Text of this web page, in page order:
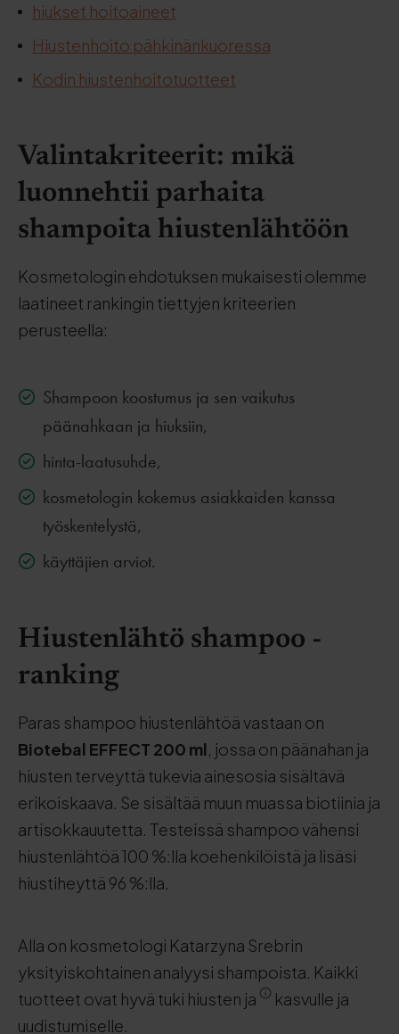
hiukset hoitoaineet
Hiustenhoito pähkinänkuoressa
Kodin hiustenhoitotuotteet
Valintakriteerit: mikä
luonnehtii parhaita
shampoita hiustenlähtöön
Kosmetologin ehdotuksen mukaisesti olemme
laatineet rankingin tiettyjen kriteerien
perusteella:
Shampoon koostumus ja sen vaikutus
päänahkaan ja hiuksiin,
hinta-laatusuhde,
kosmetologin kokemus asiakkaiden kanssa
työskentelystä,
käyttäjien arviot.
Hiustenlähtö shampoo -
ranking
Paras shampoo hiustenlähtöä vastaan on
Biotebal EFFECT 200 ml, jossa on päänahan ja
hiusten terveyttä tukevia ainesosia sisältävä
erikoiskaava. Se sisältää muun muassa biotiinia ja
artisokkauutetta. Testeissä shampoo vähensi
hiustenlähtöä 100 %:lla koehenkilöistä ja lisäsi
hiustiheyttä 96 %:lla.
Alla on kosmetologi Katarzyna Srebrin
yksityiskohtainen analyysi shampoista. Kaikki
tuotteet ovat hyvä tuki hiusten ja
kasvulle ja
uudistumiselle.